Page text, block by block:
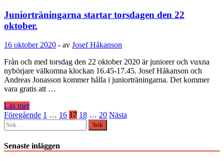
2020
färdigspelad.
Josef
segrare.
Juniorträningarna startar torsdagen den 22
oktober.
16 oktober 2020 - av Josef Håkanson
Från och med torsdag den 22 oktober 2020 är juniorer och vuxna
nybörjare välkomna klockan 16.45-17.45. Josef Håkanson och
Andreas Jonasson kommer hålla i juniorträningarna. Det kommer
vara gratis att …
Juniorträningarna
startar
torsdagen
den
22
oktober.
Läs mer
Sidnumrering
för
inlägg
Föregående 1 … 16 17 18 … 20 Nästa
Sök
efter:
Senaste inläggen